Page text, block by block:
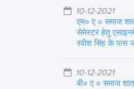
10-12-2021
एम० ए ० समाज
सेमेस्टर हेतु
रवीश सिंह के पास
10-12-2021
बी० ए ० समाज